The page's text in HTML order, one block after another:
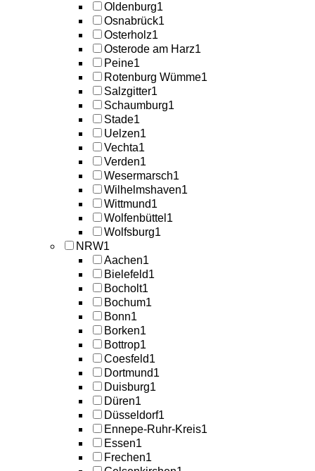
Oldenburg1
Osnabrück1
Osterholz1
Osterode am Harz1
Peine1
Rotenburg Wümme1
Salzgitter1
Schaumburg1
Stade1
Uelzen1
Vechta1
Verden1
Wesermarsch1
Wilhelmshaven1
Wittmund1
Wolfenbüttel 1
Wolfsburg1
NRW1
Aachen1
Bielefeld1
Bocholt1
Bochum1
Bonn1
Borken1
Bottrop1
Coesfeld1
Dortmund1
Duisburg1
Düren1
Düsseldorf1
Ennepe-Ruhr-Kreis1
Essen1
Frechen1